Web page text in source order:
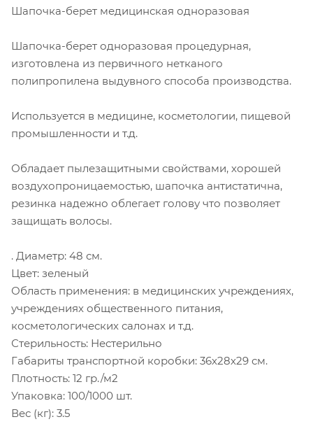
Шапочка-берет медицинская одноразовая
Шапочка-берет одноразовая процедурная,
изготовлена из первичного нетканого
полипропилена выдувного способа производства.
Используется в медицине, косметологии, пищевой
промышленности и т.д.
Обладает пылезащитными свойствами, хорошей
воздухопроницаемостью, шапочка антистатична,
резинка надежно облегает голову что позволяет
защищать волосы.
. Диаметр: 48 см.
Цвет: зеленый
Область применения: в медицинских учреждениях,
учреждениях общественного питания,
косметологических салонах и т.д.
Стерильность: Нестерильно
Габариты транспортной коробки: 36х28х29 см.
Плотность: 12 гр./м2
Упаковка: 100/1000 шт.
Вес (кг): 3.5